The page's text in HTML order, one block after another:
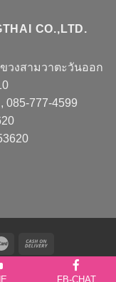
CO.,LTD.
วงสามวาตะวันออก
085-777-4599
CO.,LTD.
FB-CHAT